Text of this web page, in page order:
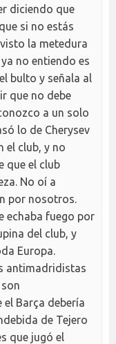
diciendo que
si no estás
la metedura
no entiendo es
bulto y señala al
que no debe
a un solo
lo de Cherysev
el club, y no
que el club
No oí a
por nosotros.
echaba fuego por
del club, y
Europa.
antimadridistas
Barça debería
de Tejero
que jugó el